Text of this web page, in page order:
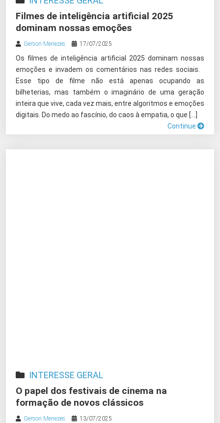
Filmes de inteligência artificial 2025
dominam nossas emoções
Gerson Menezes 17/07/2025
Os filmes de inteligência artificial 2025 dominam nossas
emoções e invadem os comentários nas redes sociais.
Esse tipo de filme não está apenas ocupando as
bilheterias, mas também o imaginário de uma geração
inteira que vive, cada vez mais, entre algoritmos e emoções
digitais. Do medo ao fascínio, do caos à empatia, o que […]
Continue
INTERESSE GERAL
O papel dos festivais de cinema na
formação de novos clássicos
Gerson Menezes 13/07/2025